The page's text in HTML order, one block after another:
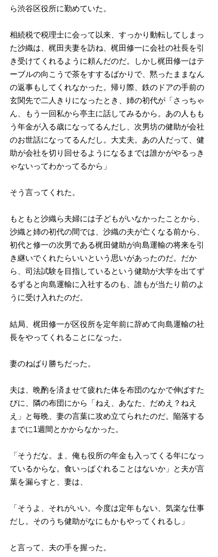
ら渋谷区役所に勤めていた。
相続税で税理士に会って以来、すっかり動転してしまっ
た沙織は、梶田夫妻を訪ね、梶田修一に会社の社長を引
き受けてくれるように頼んだのだ。しかし梶田修一はテ
ーブルの向こうで茶をすするばかりで、黙ったままなん
の返事もしてくれなかった。帰り際、鉄のドアの手前の
玄関先で二人きりになったとき、姉の初代が「さっちゃ
ん、もう一回私から亭主に話してみるから。あの人もも
う年金が入る歳になってるんだし、次男坊の健助が会社
のお世話になってるんだし。大丈夫。あの人だって、健
助が会社を切り回せるようになるまでは誰かがやるっき
ゃないってわかってるから」
そう言ってくれた。
もともと沙織ら夫婦には子どもがいなかったことから、
沙織と姉の初代の間では、沙織の夫が亡くなる前から、
初代と修一の次男である梶田健助が向島運輸の将来を引
き継いでくれたらいいという思いがあったのだ。だか
ら、司法試験を目指しているという健助が大学を出てず
るずると向島運輸に入社するのも、誰もが当たり前のよ
うに受け入れたのだ。
結局、梶田修一が区役所を定年前に辞めて向島運輸の社
長をやってくれることになった。
妻のねばり勝ちだった。
夫は、晩酌を済ませて疲れた体を布団のなかで伸ばすた
びに、隣の布団にから「ねえ、あなた、だめえ？ねえ
え」と毎晩、妻の言葉に攻め立てられたのだ。陥落する
までに1週間とかからなかった。
「そうだな。ま、俺も役所の年金も入ってくる年になっ
ているからな。食いっぱぐれることはないか」と夫が言
葉を漏らすと、妻は、
「そうよ、それがいい。今度は定年もない、気楽な仕事
だし。そのうち健助がなにもかもやってくれるし」
と言って、夫の手を握った。